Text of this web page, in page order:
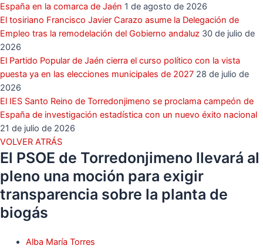
España en la comarca de Jaén 1 de agosto de 2026
El tosiriano Francisco Javier Carazo asume la Delegación de
Empleo tras la remodelación del Gobierno andaluz 30 de julio de
2026
El Partido Popular de Jaén cierra el curso político con la vista
puesta ya en las elecciones municipales de 2027 28 de julio de
2026
El IES Santo Reino de Torredonjimeno se proclama campeón de
España de investigación estadística con un nuevo éxito nacional
21 de julio de 2026
VOLVER ATRÁS
El PSOE de Torredonjimeno llevará al
pleno una moción para exigir
transparencia sobre la planta de
biogás
Alba María Torres